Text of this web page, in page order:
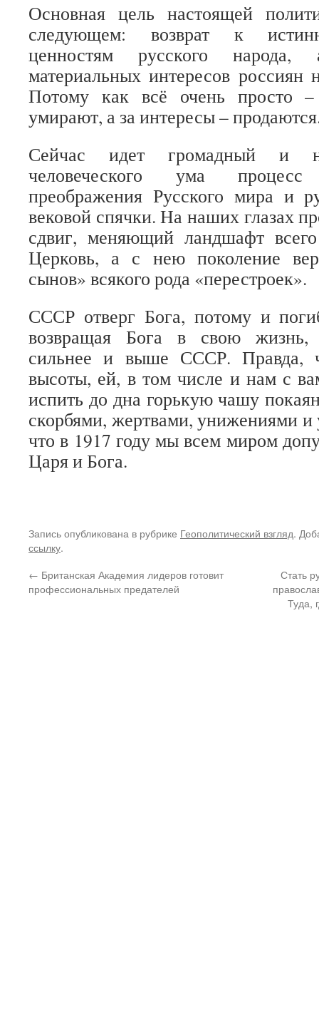
Основная цель настоящей
следующем: возврат к
ценностям русского
материальных интересов россиян
Потому как всё очень просто
умирают, а за интересы –
Сейчас идет громадный и
человеческого ума
преображения Русского мира и
вековой спячки. На наших глазах
сдвиг, меняющий ландшафт
Церковь, а с нею поколение
сынов» всякого рода «перестроек».
СССР отверг Бога, потому и
возвращая Бога в свою жизнь,
сильнее и выше СССР. Правда,
высоты, ей, в том числе и нам с
испить до дна горькую чашу
скорбями, жертвами, унижениями
что в 1917 году мы всем миром
Царя и Бога.
Запись опубликована в рубрике Геополитический взгляд.
ссылку.
← Британская Академия лидеров готовит
профессиональных предателей
Стать
Туда,